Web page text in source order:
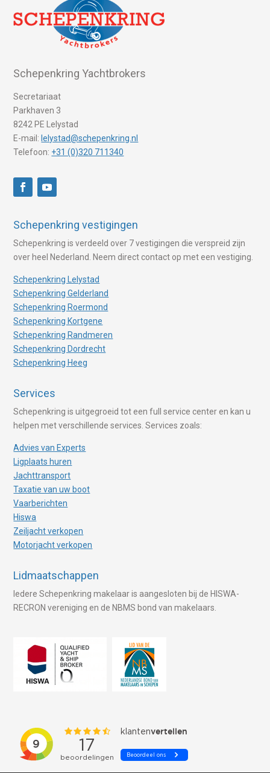
Schepenkring Yachtbrokers
Secretariaat
Parkhaven 3
8242 PE Lelystad
E-mail: lelystad@schepenkring.nl
Telefoon: +31 (0)320 711340
Schepenkring vestigingen
Schepenkring is verdeeld over 7 vestigingen die verspreid zijn
over heel Nederland. Neem direct contact op met een vestiging.
Schepenkring Lelystad
Schepenkring Gelderland
Schepenkring Roermond
Schepenkring Kortgene
Schepenkring Randmeren
Schepenkring Dordrecht
Schepenkring Heeg
Services
Schepenkring is uitgegroeid tot een full service center en kan u
helpen met verschillende services. Services zoals:
Advies van Experts
Ligplaats huren
Jachttransport
Taxatie van uw boot
Vaarberichten
Hiswa
Zeiljacht verkopen
Motorjacht verkopen
Lidmaatschappen
Iedere Schepenkring makelaar is aangesloten bij de HISWA-
RECRON vereniging en de NBMS bond van makelaars.